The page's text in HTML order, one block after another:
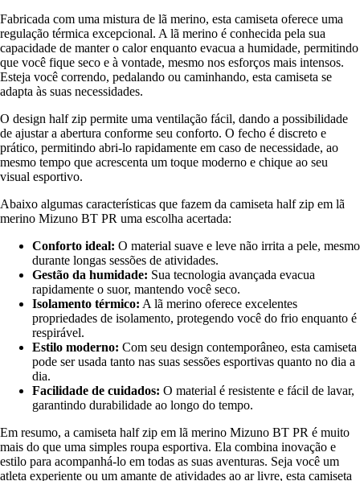
Fabricada com uma mistura de lã merino, esta camiseta oferece uma
regulação térmica excepcional. A lã merino é conhecida pela sua
capacidade de manter o calor enquanto evacua a humidade, permitindo
que você fique seco e à vontade, mesmo nos esforços mais intensos.
Esteja você correndo, pedalando ou caminhando, esta camiseta se
adapta às suas necessidades.
O design half zip permite uma ventilação fácil, dando a possibilidade
de ajustar a abertura conforme seu conforto. O fecho é discreto e
prático, permitindo abri-lo rapidamente em caso de necessidade, ao
mesmo tempo que acrescenta um toque moderno e chique ao seu
visual esportivo.
Abaixo algumas características que fazem da camiseta half zip em lã
merino Mizuno BT PR uma escolha acertada:
Conforto ideal: O material suave e leve não irrita a pele, mesmo
durante longas sessões de atividades.
Gestão da humidade: Sua tecnologia avançada evacua
rapidamente o suor, mantendo você seco.
Isolamento térmico: A lã merino oferece excelentes
propriedades de isolamento, protegendo você do frio enquanto é
respirável.
Estilo moderno: Com seu design contemporâneo, esta camiseta
pode ser usada tanto nas suas sessões esportivas quanto no dia a
dia.
Facilidade de cuidados: O material é resistente e fácil de lavar,
garantindo durabilidade ao longo do tempo.
Em resumo, a camiseta half zip em lã merino Mizuno BT PR é muito
mais do que uma simples roupa esportiva. Ela combina inovação e
estilo para acompanhá-lo em todas as suas aventuras. Seja você um
atleta experiente ou um amante de atividades ao ar livre, esta camiseta